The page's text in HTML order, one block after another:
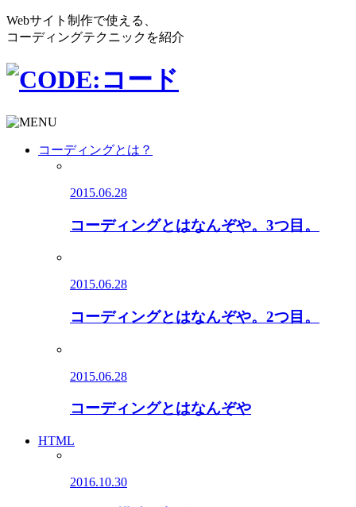
Webサイト制作で使える、
コーディングテクニックを紹介
コーディングとは？
2015.06.28
コーディングとはなんぞや。3つ目。
2015.06.28
コーディングとはなんぞや。2つ目。
2015.06.28
コーディングとはなんぞや
HTML
2016.10.30